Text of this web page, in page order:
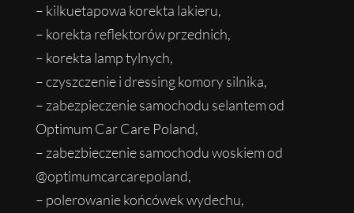
– kilkuetapowa korekta lakieru,
– korekta reflektorów przednich,
– korekta lamp tylnych,
– czyszczenie i dressing komory silnika,
– zabezpieczenie samochodu selantem od
Optimum Car Care Poland,
– zabezbieczenie samochodu woskiem od
@optimumcarcarepoland,
– polerowanie końcówek wydechu,